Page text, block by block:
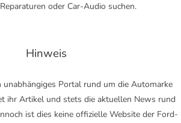
oder Car-Audio suchen.
Hinweis
unabhängiges Portal rund um die Automarke
ihr Artikel und stets die aktuellen News rund
ist dies keine offizielle Website der Ford-